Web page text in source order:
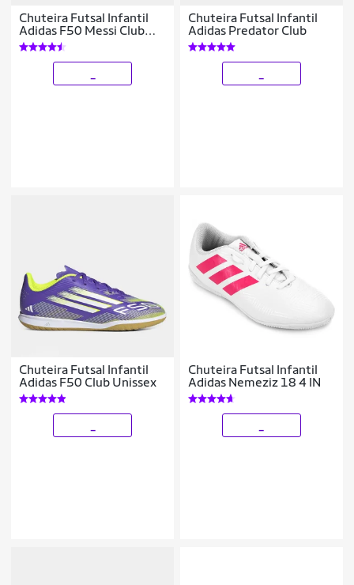
Chuteira Futsal Infantil
Adidas F50 Messi Club
Unissex
Chuteira Futsal Infantil
Adidas Predator Club
Chuteira Futsal Infantil
Adidas F50 Club Unissex
Chuteira Futsal Infantil
Adidas Nemeziz 18 4 IN